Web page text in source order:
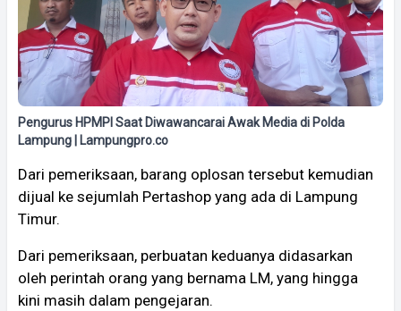
Pengurus HPMPI Saat Diwawancarai Awak Media di Polda
Lampung | Lampungpro.co
Dari pemeriksaan, barang oplosan tersebut kemudian
dijual ke sejumlah Pertashop yang ada di Lampung
Timur.
Dari pemeriksaan, perbuatan keduanya didasarkan
oleh perintah orang yang bernama LM, yang hingga
kini masih dalam pengejaran.